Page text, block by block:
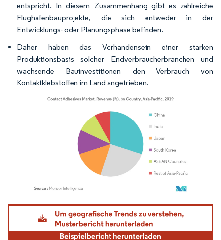
entspricht. In diesem Zusammenhang gibt es zahlreiche
Flughafenbauprojekte, die sich entweder in der
Entwicklungs- oder Planungsphase befinden.
Daher haben das Vorhandensein einer starken
Produktionsbasis solcher Endverbraucherbranchen und
wachsende Bauinvestitionen den Verbrauch von
Kontaktklebstoffen im Land angetrieben.
Bild © Mordor Intelligence. Wiederverwendung erfordert Namensnennung gemäß